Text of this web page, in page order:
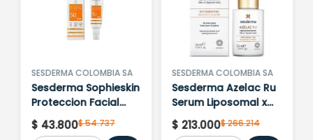
Más reciente
SESDERMA COLOMBIA SA
Sesderma Sophieskin
Proteccion Facial
Kids Hypoallergenic
Spf 500 Moisturising
$ 43.800$54.737
SESDERMA COLOMBIA SA
Sesderma Azelac Ru
Serum Liposomal x
30ml
$ 213.000$266.214